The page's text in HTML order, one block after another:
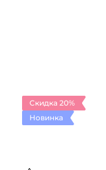
Скидка 20%
Новинка